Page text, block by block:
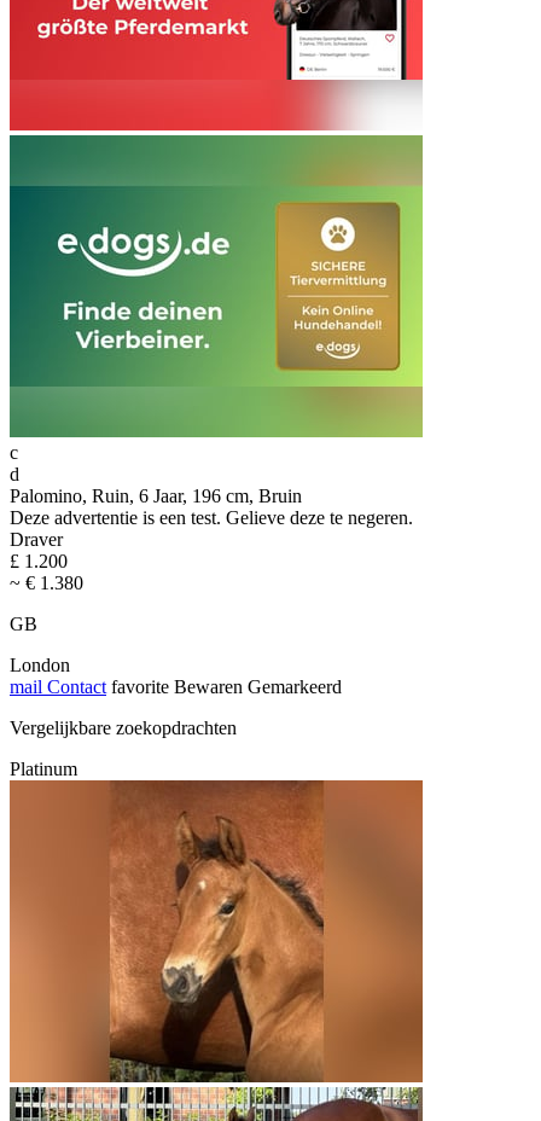
c
d
Palomino, Ruin, 6 Jaar, 196 cm, Bruin
Deze advertentie is een test. Gelieve deze te negeren.
Draver
£ 1.200
~ € 1.380
GB
London
mail Contact favorite Bewaren Gemarkeerd
Vergelijkbare zoekopdrachten
Platinum